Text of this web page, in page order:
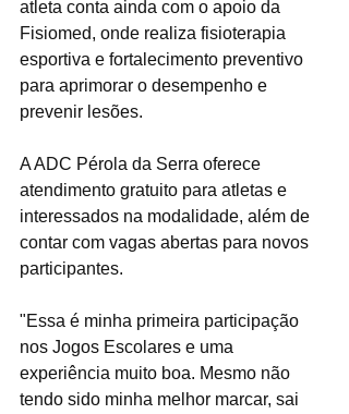
atleta conta ainda com o apoio da
Fisiomed, onde realiza fisioterapia
esportiva e fortalecimento preventivo
para aprimorar o desempenho e
prevenir lesões.
A ADC Pérola da Serra oferece
atendimento gratuito para atletas e
interessados na modalidade, além de
contar com vagas abertas para novos
participantes.
"Essa é minha primeira participação
nos Jogos Escolares e uma
experiência muito boa. Mesmo não
tendo sido minha melhor marcar, sai